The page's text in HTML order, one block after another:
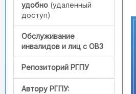
удобно (удаленный
доступ)
Обслуживание
инвалидов и лиц с ОВЗ
Репозиторий РГПУ
Автору РГПУ: